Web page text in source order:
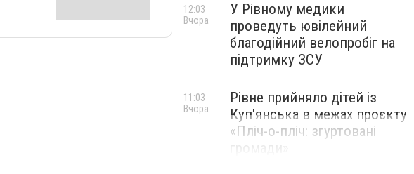
У Рівному медики
проведуть ювілейний
благодійний велопробіг на
підтримку ЗСУ
12:03
Вчора
Рівне прийняло дітей із
Куп'янська в межах проєкту
«Пліч-о-пліч: згуртовані
11:03
Вчора